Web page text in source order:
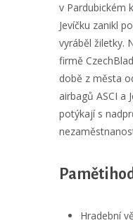
v Pardubickém
Jevíčku zanikl
vyráběl žiletky.
firmě
době z města
airbagů ASCI a
potýkají s
Hradební